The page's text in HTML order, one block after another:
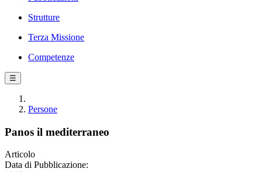
Strutture
Terza Missione
Competenze
☰
Persone
Panos il mediterraneo
Articolo
Data di Pubblicazione: